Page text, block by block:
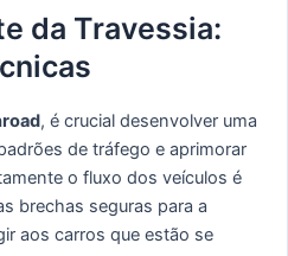
da Travessia:
, é crucial desenvolver uma
de tráfego e aprimorar
o fluxo dos veículos é
brechas seguras para a
aos carros que estão se